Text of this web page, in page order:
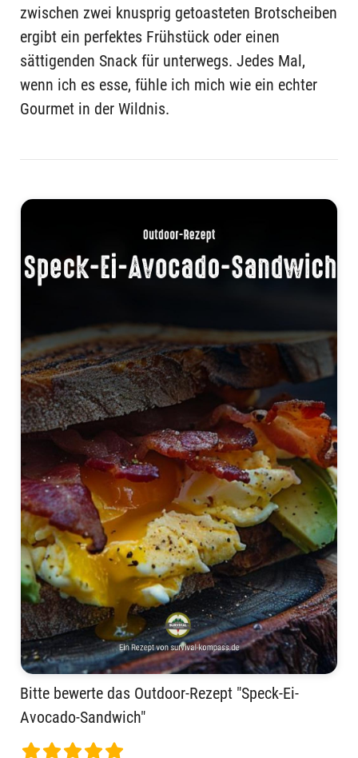
zwischen zwei knusprig getoasteten Brotscheiben
ergibt ein perfektes Frühstück oder einen
sättigenden Snack für unterwegs. Jedes Mal,
wenn ich es esse, fühle ich mich wie ein echter
Gourmet in der Wildnis.
Bitte bewerte das Outdoor-Rezept "Speck-Ei-
Avocado-Sandwich"